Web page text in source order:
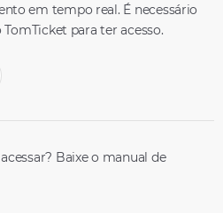
em tempo real. É necessário
para ter acesso.
Baixe o manual de